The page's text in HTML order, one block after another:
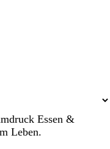
Essen &
Leben.